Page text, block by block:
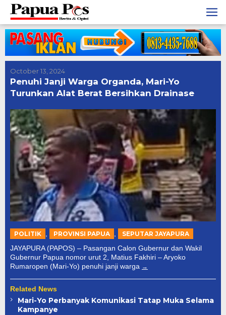
Skip
content
October 13, 2024
Penuhi Janji Warga Organda, Mari-Yo
Turunkan Alat Berat Bersihkan Drainase
POLITIK PROVINSI PAPUA SEPUTAR JAYAPURA
JAYAPURA (PAPOS) – Pasangan Calon Gubernur dan Wakil
Gubernur Papua nomor urut 2, Matius Fakhiri – Aryoko
Rumaropen (Mari-Yo) penuhi janji warga
Related News
Mari-Yo Perbanyak Komunikasi Tatap Muka Selama
Kampanye
Produk
Daerah,